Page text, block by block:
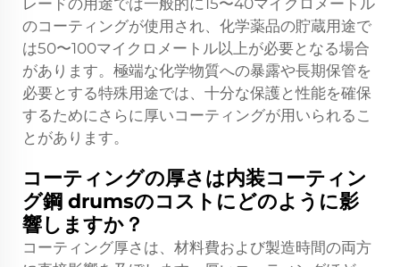
レードの用途では一般的に15〜40マイクロメートル
のコーティングが使用され、化学薬品の貯蔵用途で
は50〜100マイクロメートル以上が必要となる場合
があります。極端な化学物質への暴露や長期保管を
必要とする特殊用途では、十分な保護と性能を確保
するためにさらに厚いコーティングが用いられるこ
とがあります。
コーティングの厚さは内装コーティン
グ鋼 drumsのコストにどのように影
響しますか？
コーティング厚さは、材料費および製造時間の両方